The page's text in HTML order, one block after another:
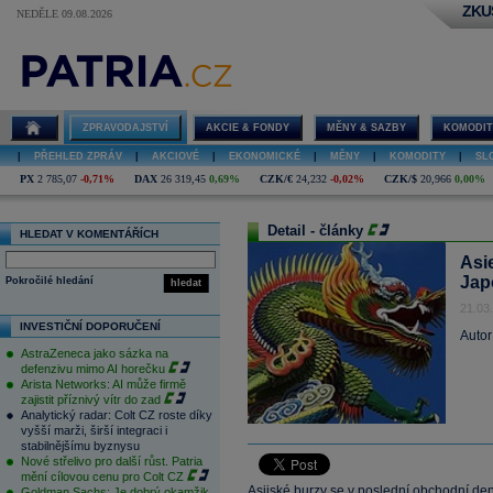
NEDĚLE 09.08.2026
ZPRAVODAJSTVÍ AKCIE & FONDY MĚNY & SAZBY
PŘEHLED ZPRÁV AKCIOVÉ EKONOMICKÉ MĚNY KOMODITY
PX 2 785,07 -0,71% DAX 26 319,45 0,69% CZK/€ 24,232 -0,02% CZK/$ 20,966 0,00%
HLEDAT V KOMENTÁŘÍCH
hledat
Pokročilé hledání
INVESTIČNÍ DOPORUČENÍ
AstraZeneca jako sázka na
defenzivu mimo AI horečku
Arista Networks: AI může firmě
zajistit příznivý vítr do zad
Analytický radar: Colt CZ roste díky
vyšší marži, širší integraci i
stabilnějšímu byznysu
Nové střelivo pro další růst. Patria
mění cílovou cenu pro Colt CZ
Detail - články